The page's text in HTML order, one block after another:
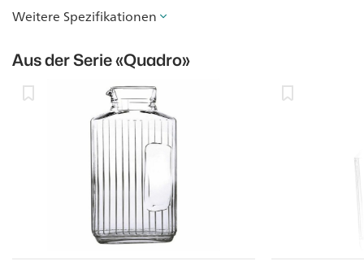
Weitere Spezifikationen
Aus der Serie«Quadro»